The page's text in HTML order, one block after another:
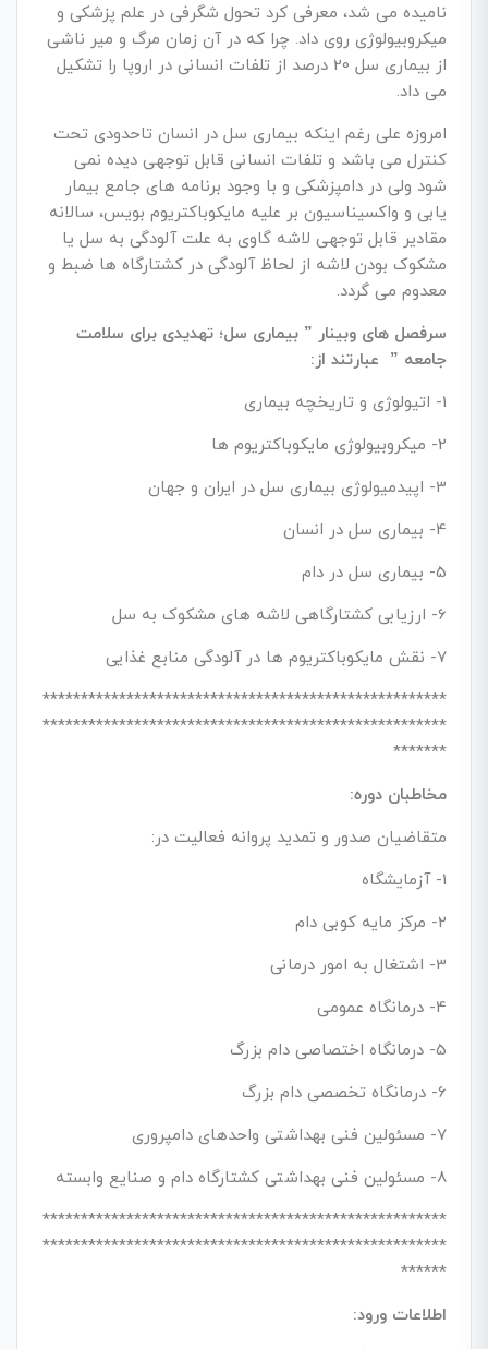
نامیده می شد، معرفی کرد تحول شگرفی در علم پزشکی و
میکروبیولوژی روی داد. چرا که در آن زمان مرگ و میر ناشی
از بیماری سل 20 درصد از تلفات انسانی در اروپا را تشکیل
می داد.
امروزه علی رغم اینکه بیماری سل در انسان تاحدودی تحت
کنترل می باشد و تلفات انسانی قابل توجهی دیده نمی
شود ولی در دامپزشکی و با وجود برنامه های جامع بیمار
یابی و واکسیناسیون بر علیه مایکوباکتریوم بویس، سالانه
مقادیر قابل توجهی لاشه گاوی به علت آلودگی به سل یا
مشکوک بودن لاشه از لحاظ آلودگی در کشتارگاه ها ضبط و
معدوم می گردد.
سرفصل های وبینار ” بیماری سل؛ تهدیدی برای سلامت
جامعه ” عبارتند از:
1- اتیولوژی و تاریخچه بیماری
2- میکروبیولوژی مایکوباکتریوم ها
3- اپیدمیولوژی بیماری سل در ایران و جهان
4- بیماری سل در انسان
5- بیماری سل در دام
6- ارزیابی کشتارگاهی لاشه های مشکوک به سل
7- نقش مایکوباکتریوم ها در آلودگی منابع غذایی
*****************************************************
*****************************************************
*******
مخاطبان دوره:
متقاضیان صدور و تمدید پروانه فعالیت در:
1- آزمایشگاه
2- مرکز مایه کوبی دام
3- اشتغال به امور درمانی
4- درمانگاه عمومی
5- درمانگاه اختصاصی دام بزرگ
6- درمانگاه تخصصی دام بزرگ
7- مسئولین فنی بهداشتی واحدهای دامپروری
8- مسئولین فنی بهداشتی کشتارگاه دام و صنایع وابسته
*****************************************************
*****************************************************
******
اطلاعات ورود: